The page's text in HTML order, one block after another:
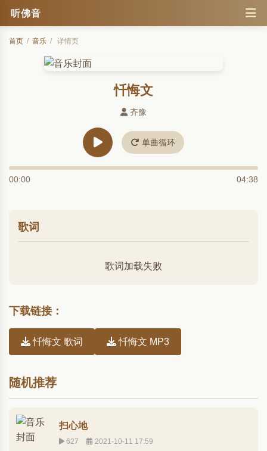
听佛音
首页 / 音乐 / 详情页
忏悔文
齐豫
单曲循环
00:00 04:38
歌词
歌词加载失败
下载链接：
忏悔文 歌词 忏悔文 MP3
随机推荐
扫心地
627 2021-10-11 17:59